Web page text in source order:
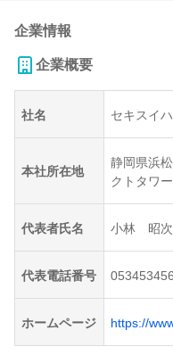
企業情報
企業概要
社名 セキスイ
本社所在地
静岡県浜
クトタワ
代表者氏名 小林 昭次
代表電話番号
ホームページ https://